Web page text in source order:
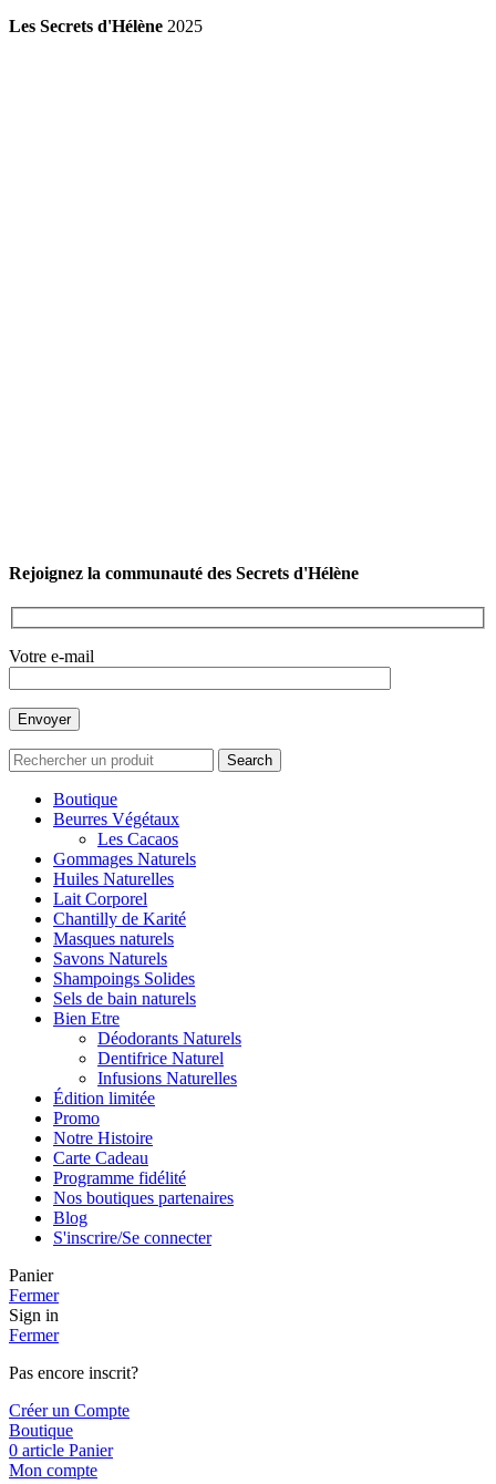
Les Secrets d'Hélène 2025
Rejoignez la communauté des Secrets d'Hélène
Votre e-mail
Search
Boutique
Beurres Végétaux
Les Cacaos
Gommages Naturels
Huiles Naturelles
Lait Corporel
Chantilly de Karité
Masques naturels
Savons Naturels
Shampoings Solides
Sels de bain naturels
Bien Etre
Déodorants Naturels
Dentifrice Naturel
Infusions Naturelles
Édition limitée
Promo
Notre Histoire
Carte Cadeau
Programme fidélité
Nos boutiques partenaires
Blog
S'inscrire/Se connecter
Panier
Fermer
Sign in
Fermer
Pas encore inscrit?
Créer un Compte
Boutique
0 article Panier
Mon compte